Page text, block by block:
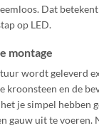
Dat
op LED.
montage
wordt geleverd
kroonsteen en de
je simpel hebben
gauw uit te voeren.